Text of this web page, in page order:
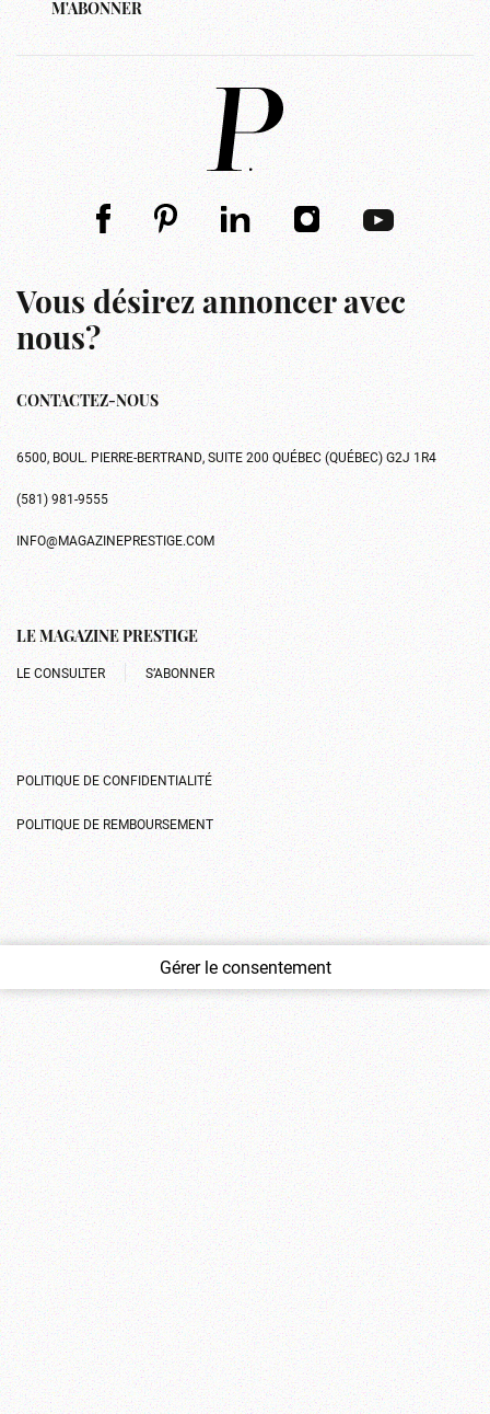
M'ABONNER
Vous désirez annoncer avec
nous?
CONTACTEZ-NOUS
6500, BOUL. PIERRE-BERTRAND, SUITE 200 QUÉBEC (QUÉBEC) G2J 1R4
(581) 981-9555
INFO@MAGAZINEPRESTIGE.COM
LE MAGAZINE PRESTIGE
LE CONSULTER S’ABONNER
POLITIQUE DE CONFIDENTIALITÉ
POLITIQUE DE REMBOURSEMENT
Gérer le consentement